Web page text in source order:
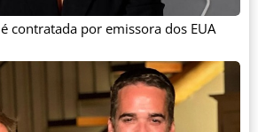
contratada por emissora dos EUA